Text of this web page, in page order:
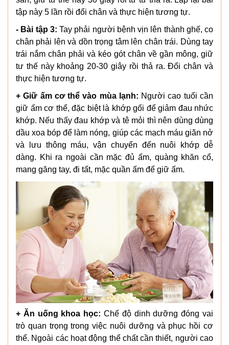
tập này 5 lần rồi đổi chân và thực hiện tương tự.
- Bài tập 3: Tay phải người bệnh vịn lên thành ghế, co
chân phải lên và dồn trọng tâm lên chân trái. Dùng tay
trái nắm chân phải và kéo gót chân về gần mông, giữ
tư thế này khoảng 20-30 giây rồi thả ra. Đổi chân và
thực hiện tương tự.
+ Giữ ấm cơ thể vào mùa lạnh: Người cao tuổi cần
giữ ấm cơ thể, đặc biệt là khớp gối để giảm đau nhức
khớp. Nếu thấy đau khớp và tê mỏi thì nên dùng dùng
dầu xoa bóp để làm nóng, giúp các mạch máu giãn nở
và lưu thông máu, vận chuyển đến nuôi khớp dễ
dàng. Khi ra ngoài cần mặc đủ ấm, quàng khăn cổ,
mang găng tay, đi tất, mặc quần ấm để giữ ấm.
+ Ăn uống khoa học: Chế độ dinh dưỡng đóng vai
trò quan trọng trong việc nuôi dưỡng và phục hồi cơ
thể. Ngoài các hoạt động thể chất cần thiết, người cao